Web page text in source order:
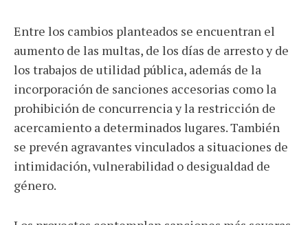
Entre los cambios planteados se encuentran el
aumento de las multas, de los días de arresto y de
los trabajos de utilidad pública, además de la
incorporación de sanciones accesorias como la
prohibición de concurrencia y la restricción de
acercamiento a determinados lugares. También
se prevén agravantes vinculados a situaciones de
intimidación, vulnerabilidad o desigualdad de
género.